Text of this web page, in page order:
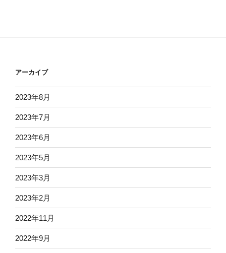
アーカイブ
2023年8月
2023年7月
2023年6月
2023年5月
2023年3月
2023年2月
2022年11月
2022年9月